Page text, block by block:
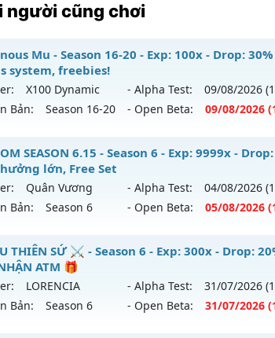
người cũng chơi
Mu - Season 16-20 - Exp: 100x - Drop:
system, freebies!
X100 Dynamic - Alpha Test: 09/08/2026
Bản:
Season 16-20 - Open Beta: 09/08/2026
Mu - Unique resets system, freebies!
mới ra tháng 08 2026 - Mở máy chủX100
100x - Drop: 30%
loại: Mu Nguyên bản Webzen
Yes
SEASON 6.15 - Season 6 - Exp: 9999x -
lớn, Free Set
Quân Vương - Alpha Test: 04/08/2026
Bản:
Season 6 - Open Beta: 05/08/2026
SEASON 6.15 - Đua Top thưởng lớn,
mới ra tháng 08 2026 - Mở máy chủQuân
9999x - Drop: 90%
THIÊN SỨ ⚔️ - Season 6 - Exp: 300x - Drop:
ATM 🎁
LORENCIA - Alpha Test: 31/07/2026
Bản:
Season 6 - Open Beta: 31/07/2026